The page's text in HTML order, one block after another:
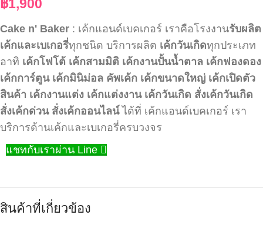
฿1,900
Cake n' Baker : เค้กแอนด์เบคเกอร์ เราคือโรงงานรับผลิต
เค้กและเบเกอรี่ทุกชนิด บริการผลิต เค้กวันเกิดทุกประเภท
อาทิ เค้กโฟโต้ เค้กสามมิติ เค้กงานปั้นน้ำตาล เค้กฟองดอง
เค้กการ์ตูน เค้กมินิม่อล คัพเค้ก เค้กขนาดใหญ่ เค้กเปิดตัว
สินค้า เค้กงานแต่ง เค้กแต่งงาน เค้กวันเกิด สั่งเค้กวันเกิด
สั่งเค้กด่วน สั่งเค้กออนไลน์ได้ที่ เค้กแอนด์เบคเกอร์ เรา
บริการด้านเค้กและเบเกอรี่ครบวงจร
แชทกับเราผ่าน Line
สินค้าที่เกี่ยวข้อง